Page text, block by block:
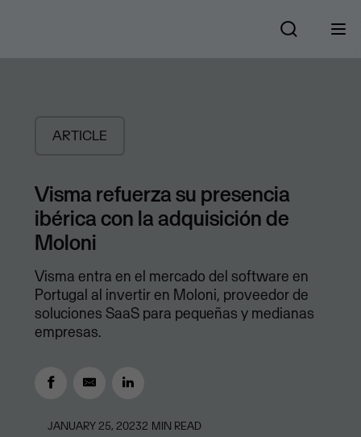
ARTICLE
Visma refuerza su presencia
ibérica con la adquisición de
Moloni
Visma entra en el mercado del software en
Portugal al invertir en Moloni, proveedor de
soluciones SaaS para pequeñas y medianas
empresas.
JANUARY 25, 20232 MIN READ